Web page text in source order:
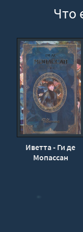
Что
Иветта - Ги де
Мопассан